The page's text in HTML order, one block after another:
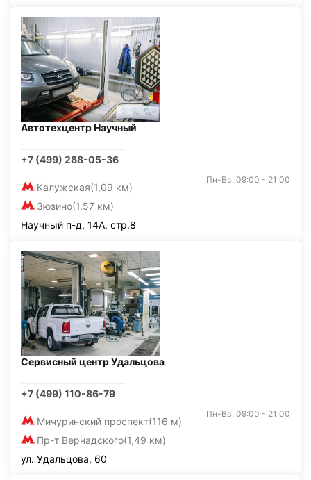
Автотехцентр Научный
+7 (499) 288-05-36
Калужская(1,09 км)
Зюзино(1,57 км)
Пн-Вс: 09:00 - 21:00
Научный п-д, 14А, стр.8
Сервисный центр Удальцова
+7 (499) 110-86-79
Мичуринский проспект(116 м)
Пр-т Вернадского(1,49 км)
Пн-Вс: 09:00 - 21:00
ул. Удальцова, 60